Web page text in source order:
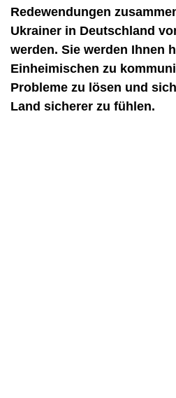
Redewendungen
Ukrainer in Deutschland
werden. Sie werden Ihnen
Einheimischen zu
Probleme zu lösen und
Land sicherer zu fühlen.